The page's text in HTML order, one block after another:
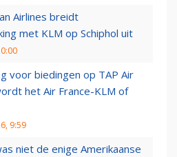
Airlines breidt
met KLM op Schiphol uit
voor biedingen op TAP Air
het Air France-KLM of
9:59
niet de enige Amerikaanse